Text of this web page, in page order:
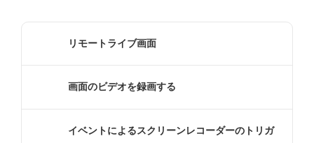
リモートライブ画面
画面のビデオを録画する
イベントによるスクリーンレコーダーのトリガ